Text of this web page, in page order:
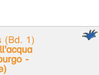
(Bd. 1)
-